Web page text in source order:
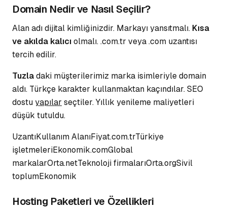
Domain Nedir ve Nasıl Seçilir?
Alan adı dijital kimliğinizdir. Markayı yansıtmalı. Kısa
ve akılda kalıcıolmalı. .com.tr veya .com uzantısı
tercih edilir.
Tuzladaki müşterilerimiz marka isimleriyledomain
aldı. Türkçe karakter kullanmaktan kaçındılar. SEO
dostuyapılar seçtiler. Yıllık yenileme maliyetleri
düşük tutuldu.
UzantıKullanım AlanıFiyat.com.trTürkiye
işletmeleriEkonomik.comGlobal
markalarOrta.netTeknoloji firmalarıOrta.orgSivil
toplumEkonomik
Hosting Paketleri ve Özellikleri